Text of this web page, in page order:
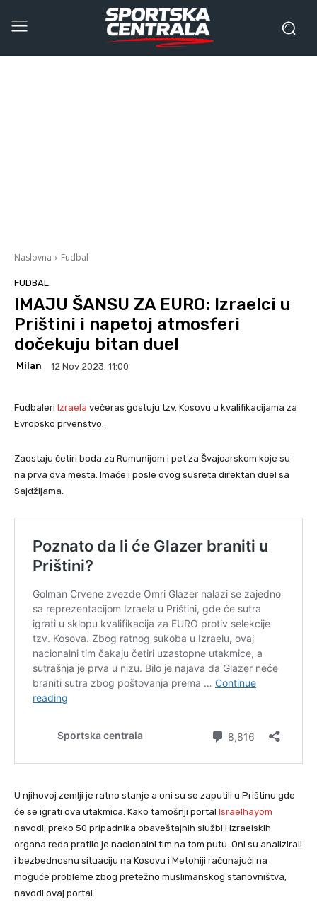
Naslovna Fudbal
FUDBAL
IMAJU ŠANSU ZA EURO: Izraelci u
Prištini i napetoj atmosferi
dočekuju bitan duel
Milan 12 Nov 2023. 11:00
Fudbaleri Izraela večeras gostuju tzv. Kosovu u kvalifikacijama za
Evropsko prvenstvo.
Zaostaju četiri boda za Rumunijom i pet za Švajcarskom koje su
na prva dva mesta. Imaće i posle ovog susreta direktan duel sa
Sajdžijama.
U njihovoj zemlji je ratno stanje a oni su se zaputili u Prištinu gde
će se igrati ova utakmica. Kako tamošnji portal Israelhayom
navodi, preko 50 pripadnika obaveštajnih službi i izraelskih
organa reda pratilo je nacionalni tim na tom putu. Oni su analizirali
i bezbednosnu situaciju na Kosovu i Metohiji računajući na
moguće probleme zbog pretežno muslimanskog stanovništva,
navodi ovaj portal.